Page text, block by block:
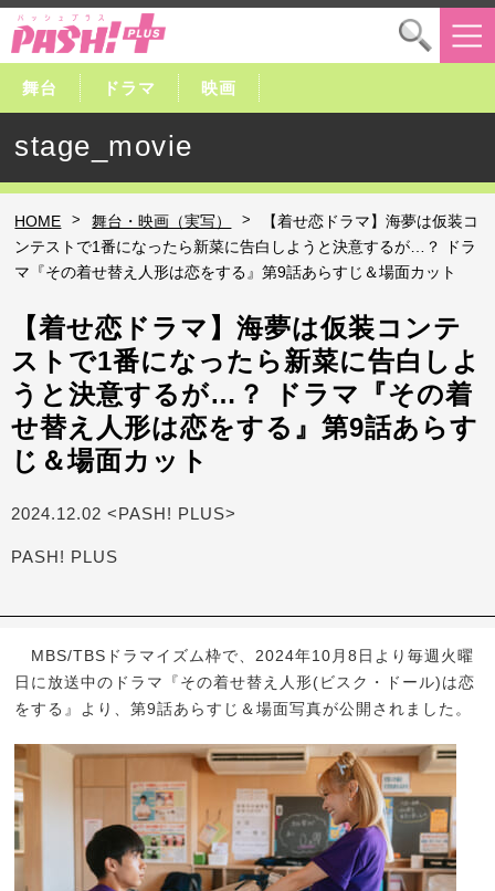
舞台 ドラマ 映画
stage_movie
HOME > 舞台・映画（実写） >
【着せ恋ドラマ】海夢は仮装コ
ンテストで1番になったら新菜に告白しようと決意するが…？ ドラ
マ『その着せ替え人形は恋をする』第9話あらすじ＆場面カット
【着せ恋ドラマ】海夢は仮装コンテ
ストで1番になったら新菜に告白しよ
うと決意するが…？ ドラマ『その着
せ替え人形は恋をする』第9話あらす
じ＆場面カット
2024.12.02 <PASH! PLUS>
PASH! PLUS
MBS/TBSドラマイズム枠で、2024年10月8日より毎週火曜
日に放送中のドラマ『その着せ替え人形(ビスク・ドール)は恋
をする』より、第9話あらすじ＆場面写真が公開されました。